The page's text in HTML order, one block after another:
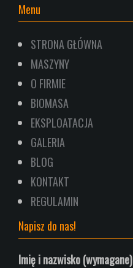
Menu
STRONA GŁÓWNA
MASZYNY
O FIRMIE
BIOMASA
EKSPLOATACJA
GALERIA
BLOG
KONTAKT
REGULAMIN
Napisz do nas!
Imię i nazwisko (wymagane)